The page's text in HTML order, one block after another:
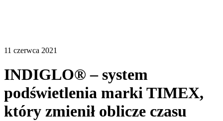
11 czerwca 2021
INDIGLO® – system
podświetlenia marki TIMEX,
który zmienił oblicze czasu